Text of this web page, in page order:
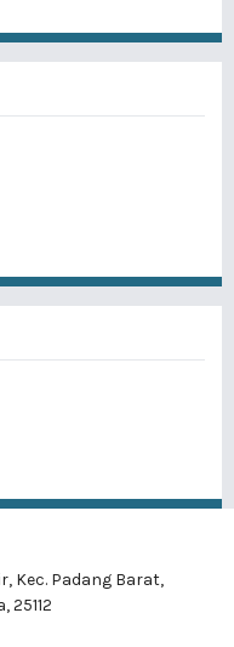
Kec. Padang Barat,
25112